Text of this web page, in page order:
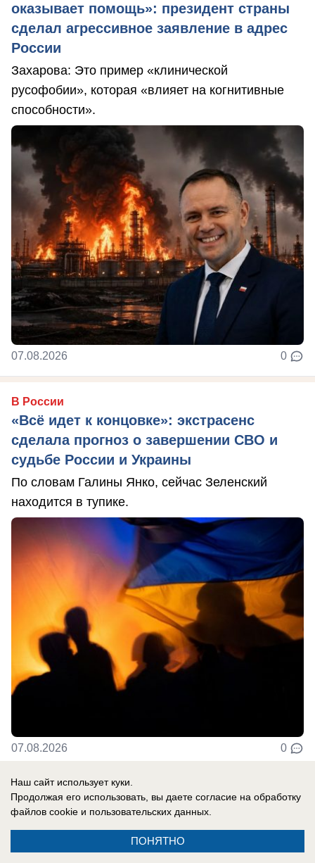
оказывает помощь»: президент страны
сделал агрессивное заявление в адрес
России
Захарова: Это пример «клинической
русофобии», которая «влияет на когнитивные
способности».
07.08.2026 0
В России
«Всё идет к концовке»: экстрасенс
сделала прогноз о завершении СВО и
судьбе России и Украины
По словам Галины Янко, сейчас Зеленский
находится в тупике.
07.08.2026 0
В России
«Пора договариваться»: Маск
отказывает Киеву в Starlink
Самый богатый человек планеты, миллиардер
Наш сайт использует куки.
Продолжая его использовать, вы даете согласие на обработку
файлов cookie и пользовательских данных.
ПОНЯТНО